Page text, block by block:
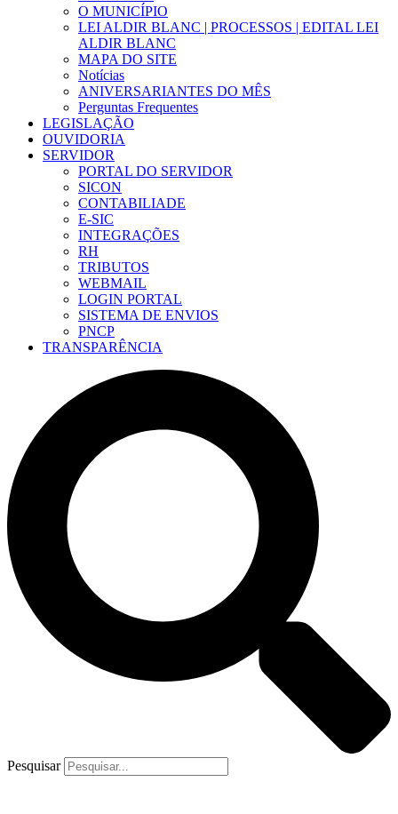
O MUNICÍPIO
LEI ALDIR BLANC | PROCESSOS | EDITAL LEI
ALDIR BLANC
MAPA DO SITE
Notícias
ANIVERSARIANTES DO MÊS
Perguntas Frequentes
LEGISLAÇÃO
OUVIDORIA
SERVIDOR
PORTAL DO SERVIDOR
SICON
CONTABILIADE
E-SIC
INTEGRAÇÕES
RH
TRIBUTOS
WEBMAIL
LOGIN PORTAL
SISTEMA DE ENVIOS
PNCP
TRANSPARÊNCIA
Pesquisar